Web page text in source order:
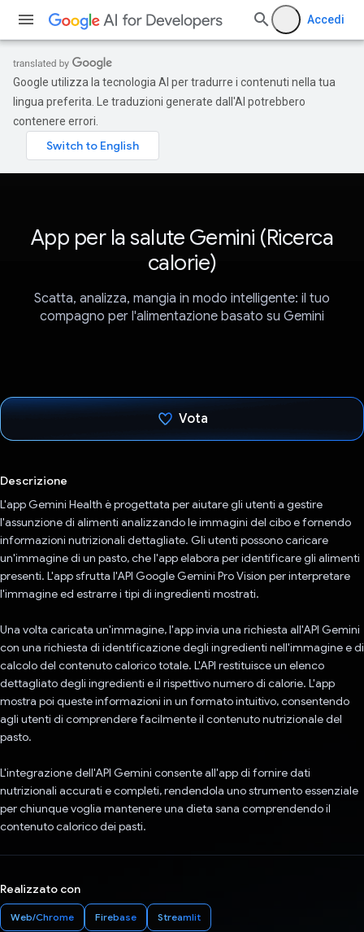
Accedi
Google utilizza la tecnologia AI per tradurre i contenuti nella tua
lingua preferita. Le traduzioni generate dall'AI potrebbero
contenere errori.
App per la salute Gemini (Ricerca
calorie)
Scatta, analizza, mangia in modo intelligente: il tuo
compagno per l'alimentazione basato su Gemini
Vota
Descrizione
L'app Gemini Health è progettata per aiutare gli utenti a gestire
l'assunzione di alimenti analizzando le immagini del cibo e fornendo
informazioni nutrizionali dettagliate. Gli utenti possono caricare
un'immagine di un pasto, che l'app elabora per identificare gli alimenti
presenti. L'app sfrutta l'API Google Gemini Pro Vision per interpretare
l'immagine ed estrarre i tipi di ingredienti mostrati.
Una volta caricata un'immagine, l'app invia una richiesta all'API Gemini
con una richiesta di identificazione degli ingredienti nell'immagine e di
calcolo del contenuto calorico totale. L'API restituisce un elenco
dettagliato degli ingredienti e il rispettivo numero di calorie. L'app
mostra poi queste informazioni in un formato intuitivo, consentendo
agli utenti di comprendere facilmente il contenuto nutrizionale del
pasto.
L'integrazione dell'API Gemini consente all'app di fornire dati
nutrizionali accurati e completi, rendendola uno strumento essenziale
per chiunque voglia mantenere una dieta sana comprendendo il
contenuto calorico dei pasti.
Realizzato con
Web/Chrome Firebase Streamlit